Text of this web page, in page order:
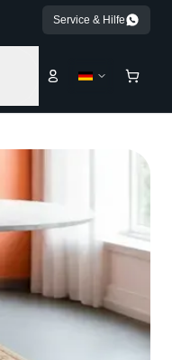
Service & Hilfe